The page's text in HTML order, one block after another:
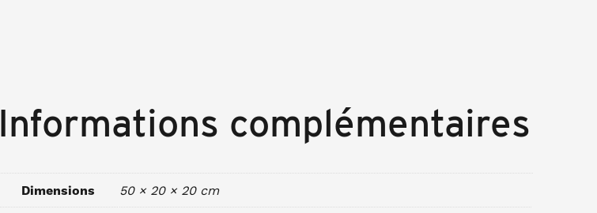
Informations complémentaires
Dimensions 50 × 20 × 20 cm